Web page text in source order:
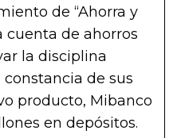
de “Ahorra y
cuenta de ahorros
la disciplina
de sus
producto, Mibanco
en depósitos.